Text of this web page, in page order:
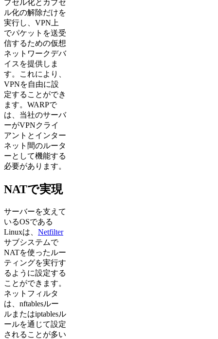
プセル化とカプセ
ル化の解除だけを
実行し、VPN上
でパケットを送受
信するための仮想
ネットワークデバ
イスを提供しま
す。これにより、
VPNを自由に設
定することができ
ます。WARPで
は、当社のサーバ
ーがVPNクライ
アントとインター
ネット間のルータ
ーとして機能する
必要があります。
NATで実現
サーバーを支えて
いるOSである
Linuxは、 Netfilter
サブシステムで
NATを使ったルー
ティングを実行す
るように設定する
ことができます。
ネットフィルタ
は、nftablesルー
ルまたはiptablesル
ールを通じて設定
されることが多い